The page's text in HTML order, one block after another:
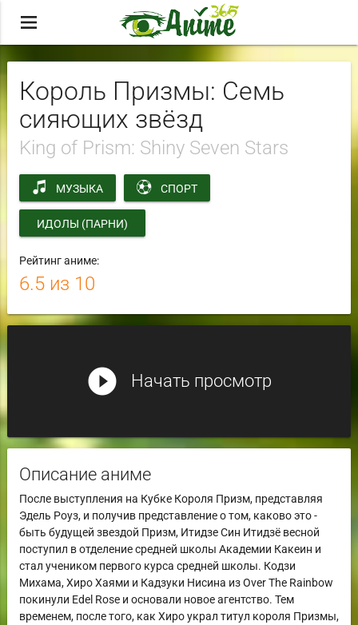
menu
Король Призмы: Семь
сияющих звёзд
King of Prism: Shiny Seven Stars
МУЗЫКА СПОРТ
ИДОЛЫ (ПАРНИ)
Рейтинг аниме:
6.5из 10
play_circle_filled Начать просмотр
Описание аниме
После выступления на Кубке Короля Призм, представляя
Эдель Роуз, и получив представление о том, каково это -
быть будущей звездой Призм, Итидзе Син Итидзё весной
поступил в отделение средней школы Академии Какеин и
стал учеником первого курса средней школы. Кодзи
Михама, Хиро Хаями и Кадзуки Нисина из Over The Rainbow
покинули Edel Rose и основали новое агентство. Тем
временем, после того, как Хиро украл титул короля Призмы,